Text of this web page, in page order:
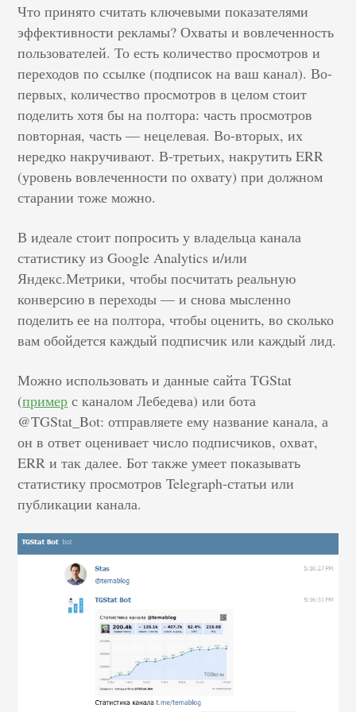
Что принято считать ключевыми показателями
эффективности рекламы? Охваты и вовлеченность
пользователей. То есть количество просмотров и
переходов по ссылке (подписок на ваш канал). Во-
первых, количество просмотров в целом стоит
поделить хотя бы на полтора: часть просмотров
повторная, часть — нецелевая. Во-вторых, их
нередко накручивают. В-третьих, накрутить ERR
(уровень вовлеченности по охвату) при должном
старании тоже можно.
В идеале стоит попросить у владельца канала
статистику из Google Analytics и/или
Яндекс.Метрики, чтобы посчитать реальную
конверсию в переходы — и снова мысленно
поделить ее на полтора, чтобы оценить, во сколько
вам обойдется каждый подписчик или каждый лид.
Можно использовать и данные сайта TGStat
(пример с каналом Лебедева) или бота
@TGStat_Bot: отправляете ему название канала, а
он в ответ оценивает число подписчиков, охват,
ERR и так далее. Бот также умеет показывать
статистику просмотров Telegraph-статьи или
публикации канала.